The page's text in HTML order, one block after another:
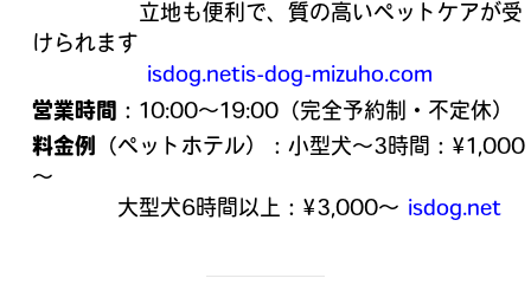
立地も便利で、質の高いペットケアが受
けられます
isdog.netis-dog-mizuho.com
営業時間 ：10:00〜19:00（完全予約制・不定休）
料金例
（ペットホテル）：小型犬～3時間：¥1,000
～
大型犬6時間以上：¥3,000～ isdog.net